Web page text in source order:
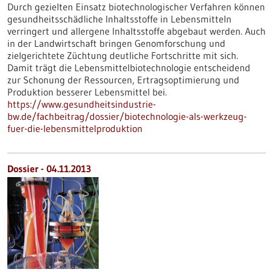
Durch gezielten Einsatz biotechnologischer Verfahren können
gesundheitsschädliche Inhaltsstoffe in Lebensmitteln
verringert und allergene Inhaltsstoffe abgebaut werden. Auch
in der Landwirtschaft bringen Genomforschung und
zielgerichtete Züchtung deutliche Fortschritte mit sich.
Damit trägt die Lebensmittelbiotechnologie entscheidend
zur Schonung der Ressourcen, Ertragsoptimierung und
Produktion besserer Lebensmittel bei.
https://www.gesundheitsindustrie-
bw.de/fachbeitrag/dossier/biotechnologie-als-werkzeug-
fuer-die-lebensmittelproduktion
Dossier - 04.11.2013